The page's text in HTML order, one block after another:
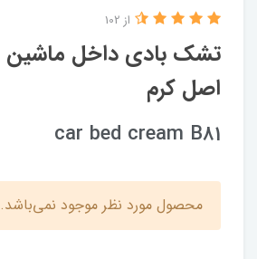
اصل کرم
از 102
car bed cream B81
محصول مورد نظر موجود نمی‌باشد.